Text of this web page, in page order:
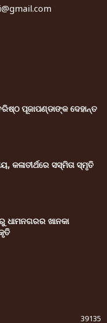
ପୂଜାପଣ୍ଡାଙ୍କ ଦେହାନ୍ତ
କଳାତୀର୍ଥରେ ସସ୍ମିତା ସ୍ମୃତି
ଧାମନଗରର ଖାନକା
39135